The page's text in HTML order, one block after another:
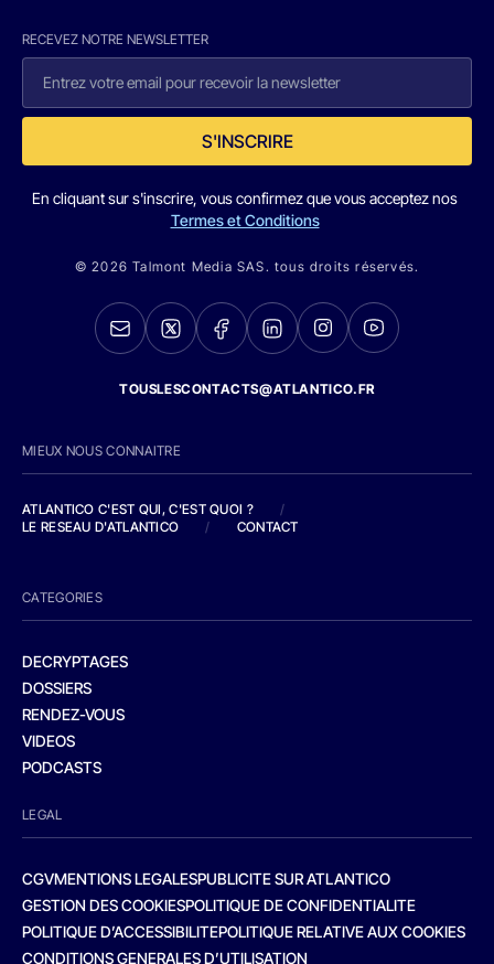
RECEVEZ NOTRE NEWSLETTER
S'INSCRIRE
En cliquant sur s'inscrire, vous confirmez que vous acceptez nos
Termes et Conditions
© 2026 Talmont Media SAS. tous droits réservés.
TOUSLESCONTACTS@ATLANTICO.FR
MIEUX NOUS CONNAITRE
ATLANTICO C'EST QUI, C'EST QUOI ?
/
LE RESEAU D'ATLANTICO
/ CONTACT
CATEGORIES
DECRYPTAGES
DOSSIERS
RENDEZ-VOUS
VIDEOS
PODCASTS
LEGAL
CGVMENTIONS LEGALESPUBLICITE SUR ATLANTICO
GESTION DES COOKIESPOLITIQUE DE CONFIDENTIALITE
POLITIQUE D’ACCESSIBILITEPOLITIQUE RELATIVE AUX COOKIES
CONDITIONS GENERALES D’UTILISATION